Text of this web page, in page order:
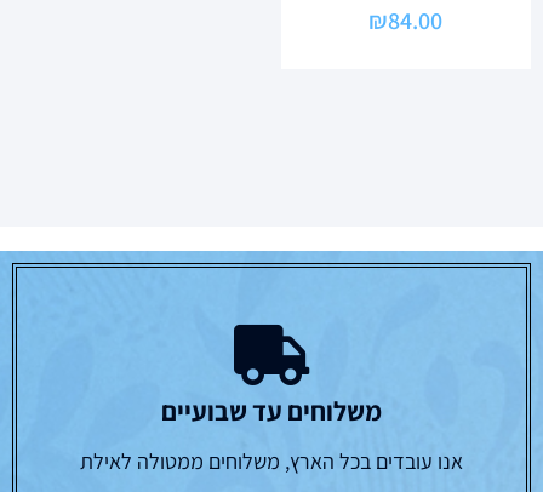
₪84.00
משלוחים עד שבועיים
אנו עובדים בכל הארץ, משלוחים ממטולה לאילת